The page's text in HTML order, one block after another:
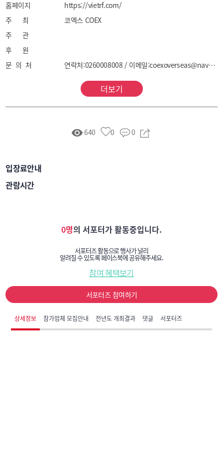
키오스크, 전자결 시스템, 현금관리 시스템, 보안 시스템,
디지털 사이니지 등
[유통 서비스]
신규매장 디자인/리모델링 서비스, 유통 온라인고객
관리 서비스, 마케팅 솔루션, 부동산, 법률자문 및 세무
관련 컨설팅, 유통물류관리 서비스
온라인상거래 플랫폼 및 솔루션, 온라인 결제 시스템,
홈페이지
https://vietrf.com/
주 최
코엑스 COEX
주 관
후 원
문 의 처
연락처:0260008008 / 이메일:coexoverseas@naver.com
더보기
640 0 0
입장료안내
관람시간
0명의 서포터가 활동중입니다.
서포터즈 활동으로 행사가 널리
알려질 수 있도록 페이스북에 공유해주세요.
참여 혜택보기
서포터즈 참여하기
상세정보 참가업체 모집안내 전년도 개최결과 댓글 서포터즈